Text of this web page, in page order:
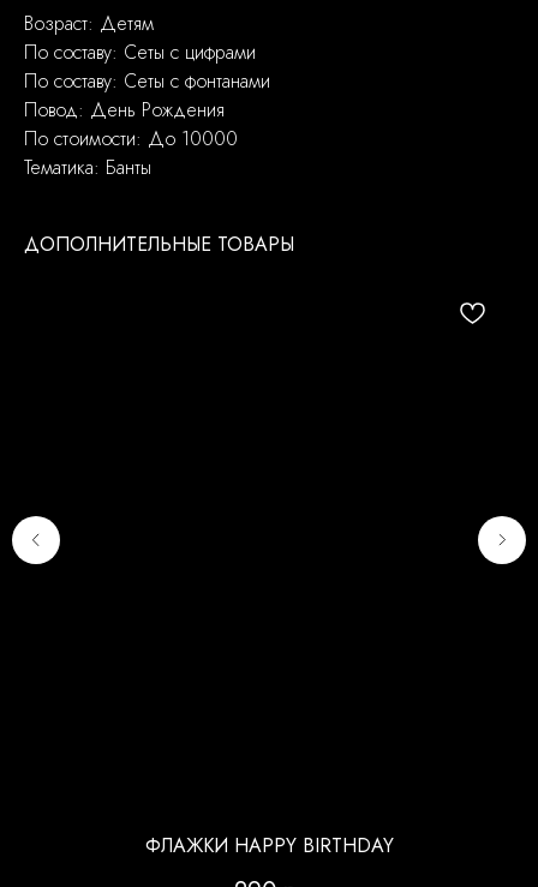
Возраст: Детям
По составу: Сеты с цифрами
По составу: Сеты с фонтанами
Повод: День Рождения
По стоимости: До 10000
Тематика: Банты
ДОПОЛНИТЕЛЬНЫЕ ТОВАРЫ
ФЛАЖКИ HAPPY BIRTHDAY